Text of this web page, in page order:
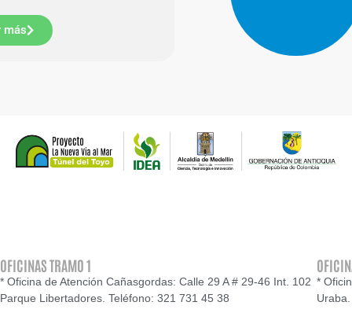
Ver más
OFICINAS TRAMO 1
* Oficina de Atención Cañasgordas: Calle 29 A # 29-46 Int. 102
Parque Libertadores. Teléfono: 321 731 45 38
*